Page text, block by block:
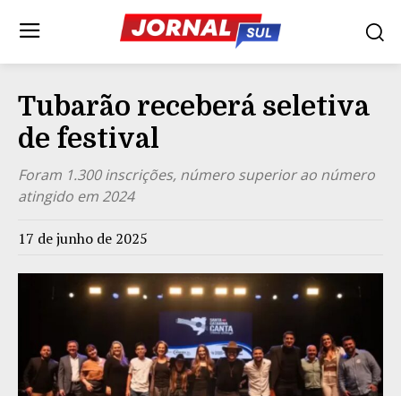
Tubarão receberá seletiva
de festival
Foram 1.300 inscrições, número superior ao número
atingido em 2024
17 de junho de 2025